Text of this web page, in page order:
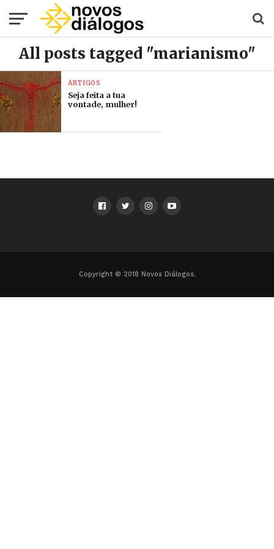
All posts tagged "marianismo"
ARTIGOS
Seja feita a tua
vontade, mulher!
Copyright © 2018 Novos Diálogos.